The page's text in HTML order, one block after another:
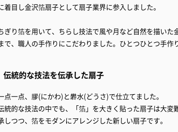
着目し金沢箔扇子として扇子業界に参入しました。
ぎり箔を用いて、ちらし技法で風や月など自然を描い
で、職人の手作りにこだわりました。ひとつひとつ手作
伝統的な技法を伝承した扇子
点一点、膠(にかわ)と礬水(どうさ)で仕立てました。
統的な技法の中でも、「箔」を大きく貼った扇子は大
しつつ、箔をモダンにアレンジした新しい扇子です。